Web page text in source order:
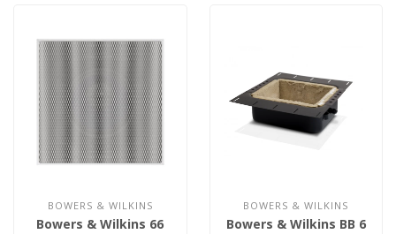
BOWERS & WILKINS
Bowers & Wilkins 66
BOWERS & WILKINS
Bowers & Wilkins BB 6